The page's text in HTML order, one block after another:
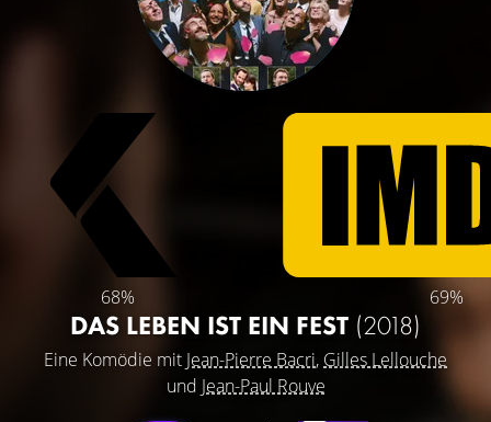
68% 69%
DAS LEBEN IST EIN FEST (2018)
Eine Komödie mit Jean-Pierre Bacri, Gilles Lellouche
und Jean-Paul Rouve